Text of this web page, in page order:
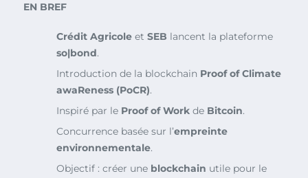
EN BREF
Crédit Agricole et SEB lancent la plateforme
so|bond.
Introduction de la blockchain Proof of Climate
awaReness (PoCR).
Inspiré par le Proof of Work de Bitcoin.
Concurrence basée sur l’empreinte
environnementale.
Objectif : créer une blockchain utile pour le